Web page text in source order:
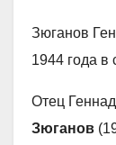
Зюганов
1944 года в
Отец
Зюганов